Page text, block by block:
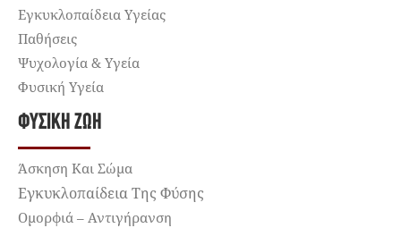
Εγκυκλοπαίδεια Υγείας
Παθήσεις
Ψυχολογία & Υγεία
Φυσική Υγεία
ΦΥΣΙΚΉ ΖΩΉ
Άσκηση Και Σώμα
Εγκυκλοπαίδεια Της Φύσης
Ομορφιά – Αντιγήρανση